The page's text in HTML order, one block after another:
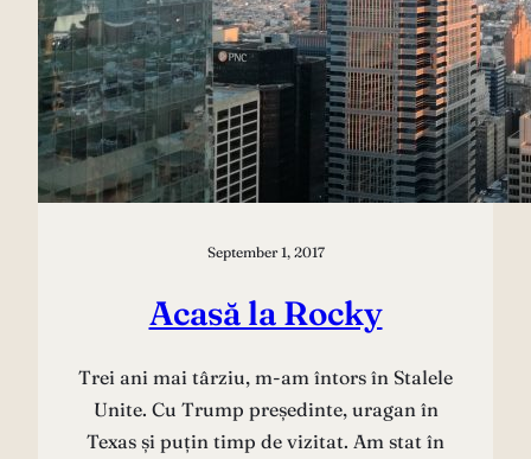
September 1, 2017
Acasă la Rocky
Trei ani mai târziu, m-am întors în Stalele
Unite. Cu Trump președinte, uragan în
Texas și puțin timp de vizitat. Am stat în